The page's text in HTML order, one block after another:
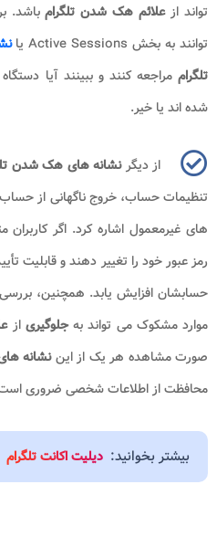
تواند ازعلائم هک شدن تلگرامباشد.
توانند به بخش Active Sessions یا
تلگراممراجعه کنند و ببینند آیا
شده اند یا خیر.
از دیگرنشانه های هک شدن
تنظیمات حساب، خروج ناگهانی از
های غیرمعمول اشاره کرد. اگر کاربران
رمز عبور خود را تغییر دهند و قابلیت
حسابشان افزایش یابد. همچنین،
موارد مشکوک می تواند بهجلوگیریاز
صورت مشاهده هر یک از ایننشانه
محافظت از اطلاعات شخصی ضروری
بیشتر بخوانید: دیلیت اکانت تلگرام